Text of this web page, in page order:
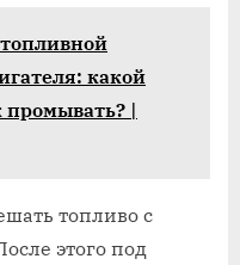
какой
промывать? |
топливо с
этого под